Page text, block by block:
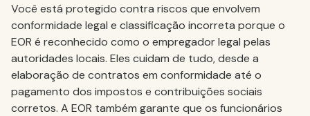
Você está protegido contra riscos que envolvem
conformidade legal e classificação incorreta porque o
EOR é reconhecido como o empregador legal pelas
autoridades locais. Eles cuidam de tudo, desde a
elaboração de contratos em conformidade até o
pagamento dos impostos e contribuições sociais
corretos. A EOR também garante que os funcionários